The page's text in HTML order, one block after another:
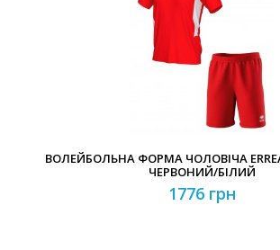
ВОЛЕЙБОЛЬНА ФОРМА ЧОЛОВІЧА ERREA
ЧЕРВОНИЙ/БІЛИЙ
1776 грн